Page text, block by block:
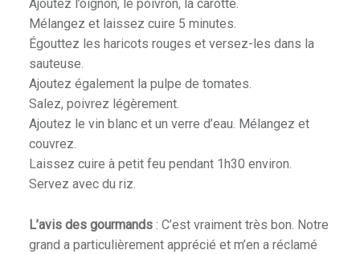
Ajoutez l’oignon, le poivron, la carotte.
Mélangez et laissez cuire 5 minutes.
Égouttez les haricots rouges et versez-les dans la
sauteuse.
Ajoutez également la pulpe de tomates.
Salez, poivrez légèrement.
Ajoutez le vin blanc et un verre d’eau. Mélangez et
couvrez.
Laissez cuire à petit feu pendant 1h30 environ.
Servez avec du riz.
L’avis des gourmands: C’est vraiment très bon. Notre
grand a particulièrement apprécié et m’en a réclamé